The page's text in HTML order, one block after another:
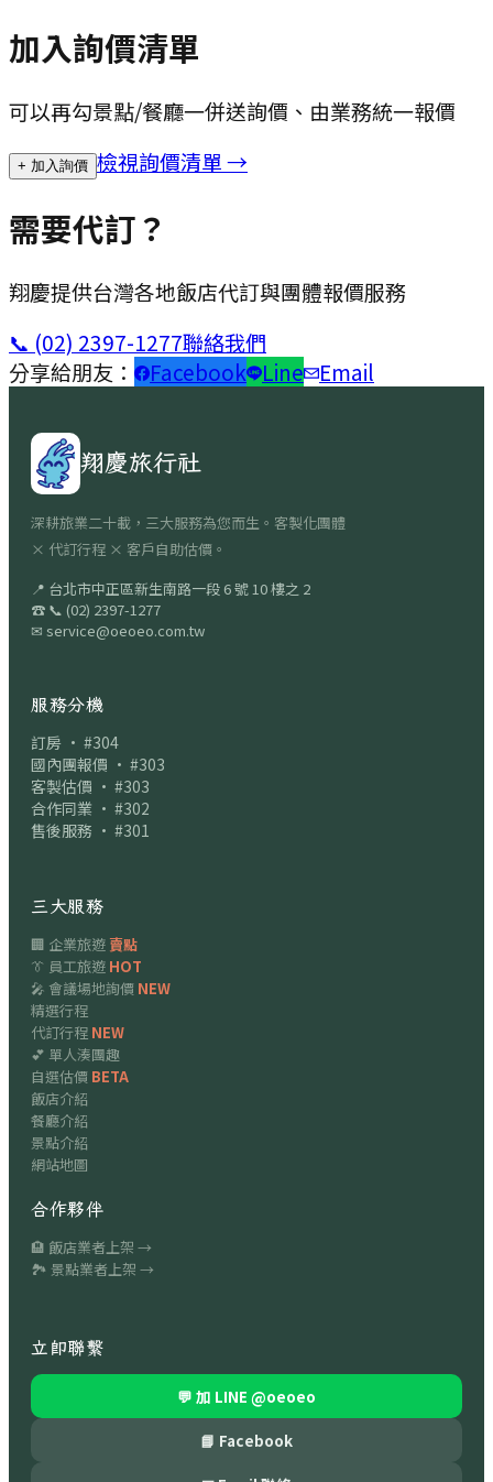
加入詢價清單
可以再勾景點/餐廳一併送詢價、由業務統一報價
+ 加入詢價 檢視詢價清單 →
需要代訂？
翔慶提供台灣各地飯店代訂與團體報價服務
📞 (02) 2397-1277聯絡我們
分享給朋友：
Facebook Line Email
翔慶旅行社
深耕旅業二十載，三大服務為您而生。客製化團體
× 代訂行程 × 客戶自助估價。
📍 台北市中正區新生南路一段 6 號 10 樓之 2
☎ 📞 (02) 2397-1277
✉ service@oeoeo.com.tw
服務分機
訂房 · #304
國內團報價 · #303
客製估價 · #303
合作同業 · #302
售後服務 · #301
三大服務
🏢 企業旅遊賣點
👔 員工旅遊 HOT
🎤 會議場地詢價 NEW
精選行程
代訂行程 NEW
💕 單人湊團趣
自選估價 BETA
飯店介紹
餐廳介紹
景點介紹
網站地圖
合作夥伴
🏨 飯店業者上架 →
🏞 景點業者上架 →
立即聯繫
💬 加 LINE @oeoeo
📘 Facebook